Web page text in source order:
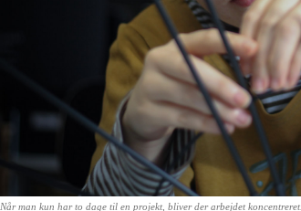
Når man kun har to dage til en projekt, bliver der arbejdet koncentreret.